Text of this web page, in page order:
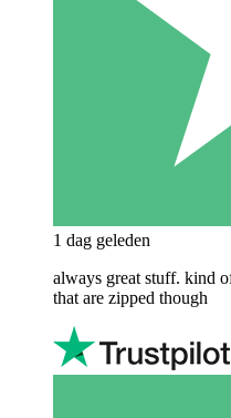
1 dag geleden
always great stuff. kind
that are zipped though